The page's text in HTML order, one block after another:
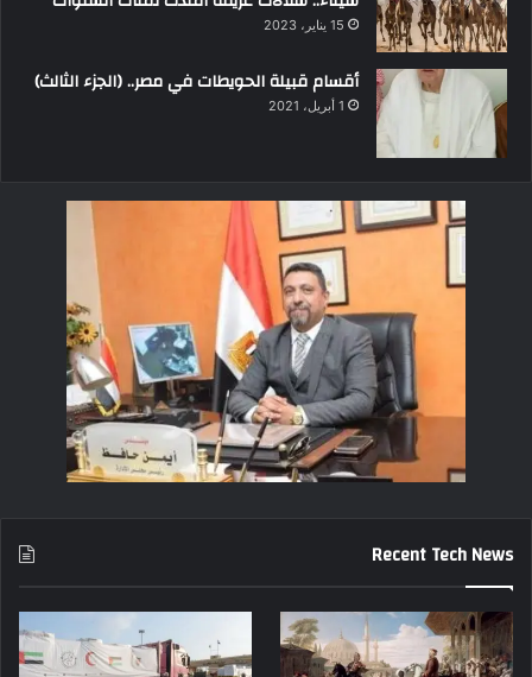
15 يناير، 2023
أقسام قبيلة الحويطات في مصر.. (الجزء الثالث)
1 أبريل، 2021
Recent Tech News